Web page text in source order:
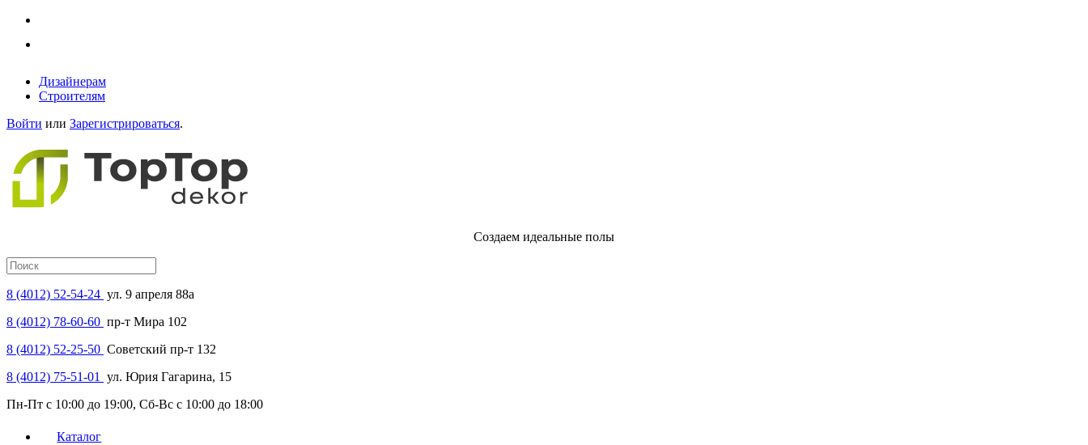
Дизайнерам
Строителям
Войти или Зарегистрироваться.
Создаем идеальные полы
8 (4012) 52-54-24 ул. 9 апреля 88а
8 (4012) 78-60-60 пр-т Мира 102
8 (4012) 52-25-50 Советский пр-т 132
8 (4012) 75-51-01
ул. Юрия Гагарина, 15
Пн-Пт с 10:00 до 19:00, Сб-Вс с 10:00 до 18:00
Каталог